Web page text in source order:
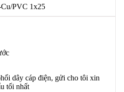
PVC 1x25
dây cáp điện, gửi cho tôi xin
tối nhất